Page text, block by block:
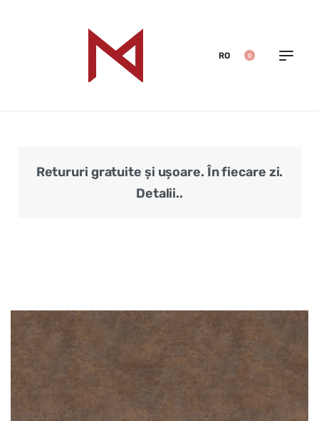
RO 0
Retururi gratuite și ușoare. În fiecare zi.
Detalii..